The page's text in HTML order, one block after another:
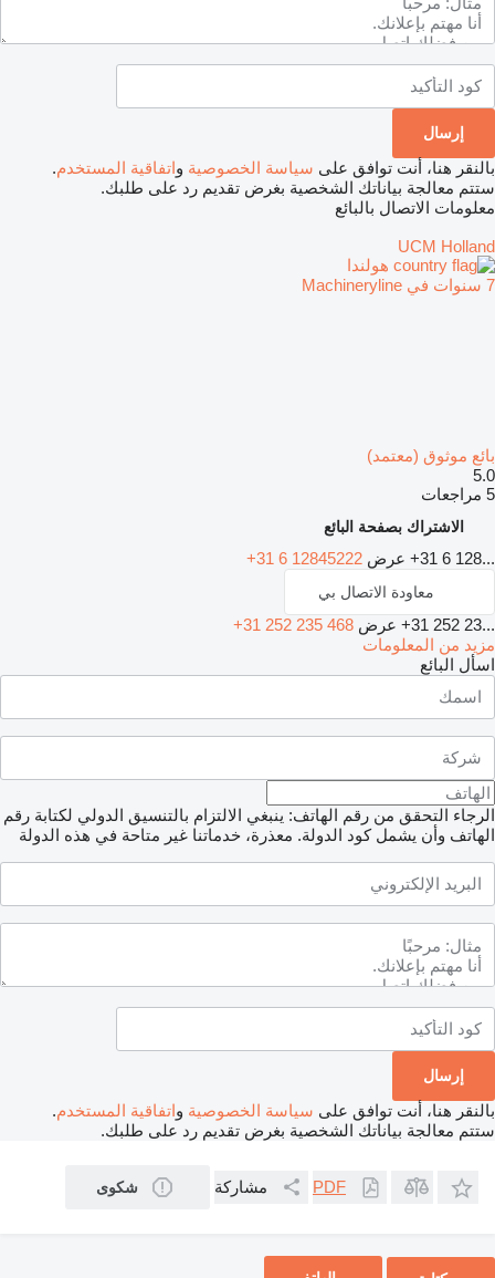
بالنقر هنا، أنت توافق على سياسة الخصوصية واتفاقية المستخدم.
ستتم معالجة بياناتك الشخصية بغرض تقديم رد على طلبك.
معلومات الاتصال بالبائع
UCM Holland
هولندا
7 سنوات في Machineryline
بائع موثوق (معتمد)
5.0
5 مراجعات
الاشتراك بصفحة البائع
+31 6 128... عرض +31 6 12845222
معاودة الاتصال بي
+31 252 23... عرض +31 252 235 468
مزيد من المعلومات
اسأل البائع
الرجاء التحقق من رقم الهاتف: ينبغي الالتزام بالتنسيق الدولي لكتابة رقم
الهاتف وأن يشمل كود الدولة. معذرة، خدماتنا غير متاحة في هذه الدولة
بالنقر هنا، أنت توافق على سياسة الخصوصية واتفاقية المستخدم.
ستتم معالجة بياناتك الشخصية بغرض تقديم رد على طلبك.
PDF مشاركة شكوى